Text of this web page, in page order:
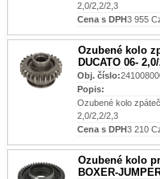
2,0/2,2/2,3
Cena s DPH3 955
Ozubené kolo
DUCATO 06-
Obj. číslo:
Popis:
Ozubené kolo
2,0/2,2/2,3
Cena s DPH3 210
Ozubené kolo
BOXER-